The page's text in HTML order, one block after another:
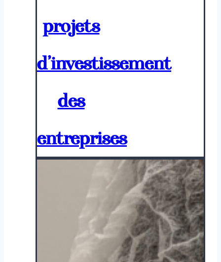
projets
d’investissement
des
entreprises